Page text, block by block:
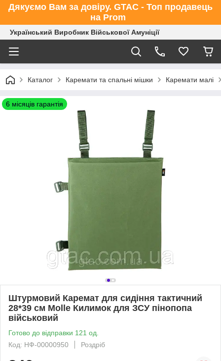
Дякуємо Вам за довіру. GTAC - Топ продавець
на Prom
Український Виробник Військової Амуніції
Каталог Каремати та спальні мішки Каремати малі
6 місяців гарантія
Штурмовий Каремат для сидіння тактичний
28*39 см Molle Килимок для ЗСУ пінопопа
військовий
Готово до відправки 121 од.
Код: НФ-00000950
Роздріб